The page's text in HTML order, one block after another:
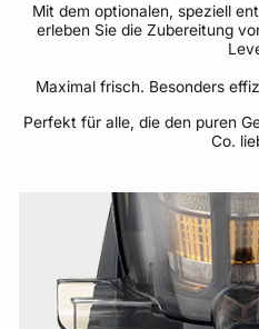
Mit dem optionalen, speziell
erleben Sie die Zubereitung
Maximal frisch. Besonders
Perfekt für alle, die den puren
Co.